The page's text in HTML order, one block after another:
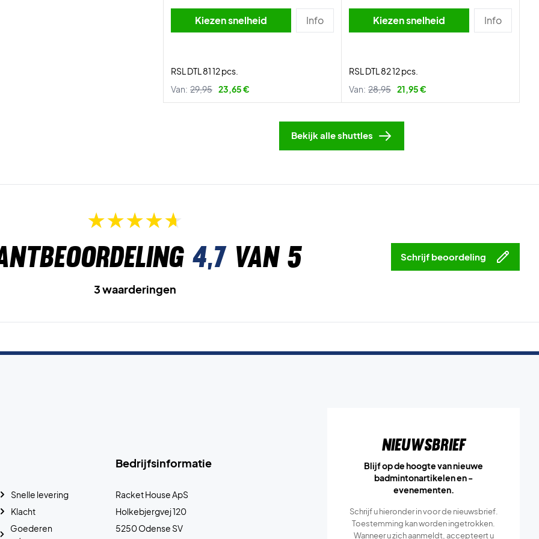
Kiezen snelheid Info
RSL DTL 81 12 pcs.
Van: 29,95 23,65 €
Kiezen snelheid Info
RSL DTL 82 12 pcs.
Van: 28,95 21,95 €
Bekijk alle shuttles
4,7van 5 Schrijf beoordeling
3 waarderingen
Bedrijfsinformatie
Racket House ApS
Holkebjergvej 120
5250 Odense SV
Snelle levering
Klacht
Goederen
Nieuwsbrief
Blijf op de hoogte van nieuwe
badmintonartikelen en -
evenementen.
Schrijf u hieronder in voor de nieuwsbrief.
Toestemming kan worden ingetrokken.
Wanneer u zich aanmeldt, accepteert u